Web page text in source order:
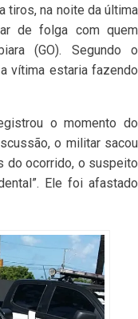
tiros, na noite da última
de folga com quem
(GO). Segundo o
vítima estaria fazendo
o momento do
o militar sacou
do ocorrido, o suspeito
Ele foi afastado